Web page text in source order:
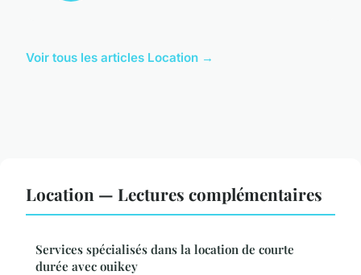
Voir tous les articles Location →
Location — Lectures complémentaires
Services spécialisés dans la location de courte
durée avec ouikey